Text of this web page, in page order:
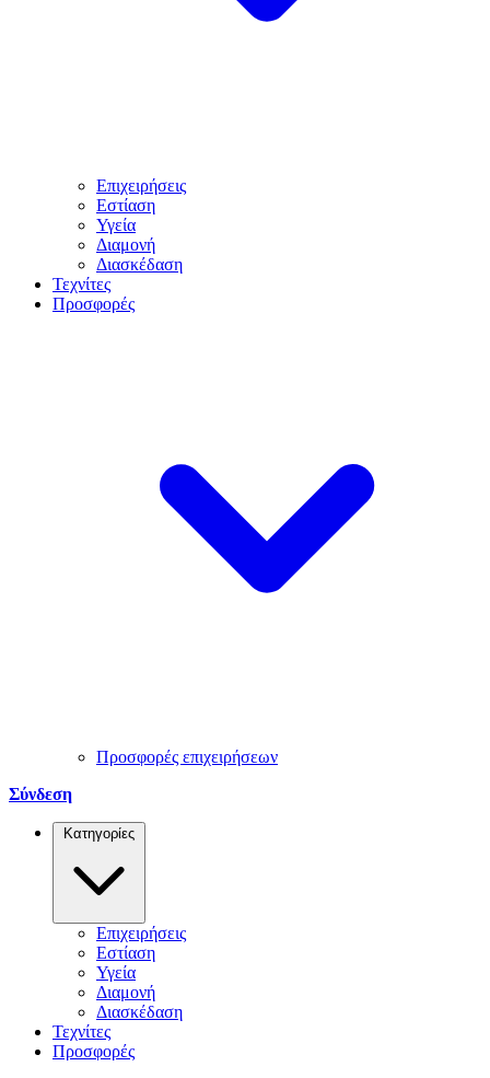
Επιχειρήσεις
Εστίαση
Υγεία
Διαμονή
Διασκέδαση
Τεχνίτες
Προσφορές
Προσφορές επιχειρήσεων
Σύνδεση
Κατηγορίες
Επιχειρήσεις
Εστίαση
Υγεία
Διαμονή
Διασκέδαση
Τεχνίτες
Προσφορές